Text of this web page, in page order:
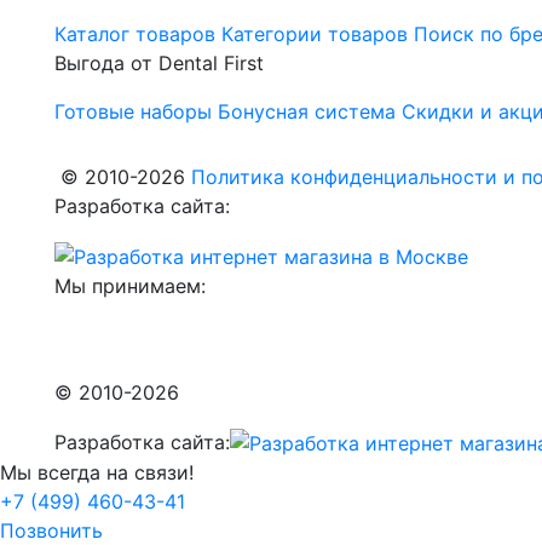
Каталог товаров Категории товаров Поиск по
Выгода от Dental First
Готовые наборы Бонусная система Скидки и
© 2010-2026 Политика конфиденциальности и
Разработка сайта:
Мы принимаем:
© 2010-2026
Разработка сайта:
Мы всегда на связи!
+7 (499) 460-43-41
Позвонить